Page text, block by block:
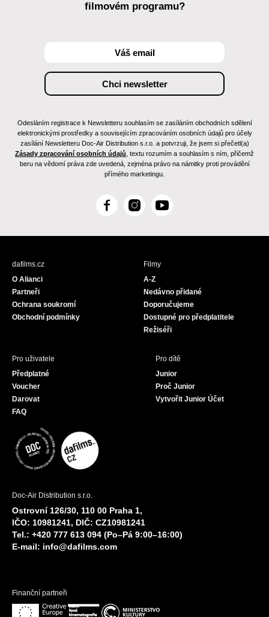
filmovém programu?
Odesláním registrace k Newsletteru souhlasím se zasíláním obchodních sdělení
elektronickými prostředky a souvisejícím zpracováním osobních údajů pro účely
zasílání Newsletteru Doc-Air Distribution s.r.o. a potvrzuji, že jsem si přečetl(a)
Zásady zpracování osobních údajů , textu rozumím a souhlasím s ním, přičemž
beru na vědomí práva zde uvedená, zejména právo na námitky proti provádění
přímého marketingu.
F
c
I
s
Y
u
dafilms.cz
O Alianci
Partneři
Ochrana soukromí
Obchodní podmínky
Filmy
A-Z
Nedávno přidané
Doporučujeme
Dostupné pro předplatitele
Režiséři
Pro uživatele
Předplatné
Voucher
Darovat
FAQ
Pro dítě
Junior
Proč Junior
Vytvořit Junior Účet
Doc-Air Distribution s.r.o.
Ostrovní 126/30, 110 00 Praha 1,
IČO: 10981241, DIČ: CZ10981241
Tel.: +420 777 613 094 (Po–Pá 9:00–16:00)
E-mail: info@dafilms.com
Finanční partneři